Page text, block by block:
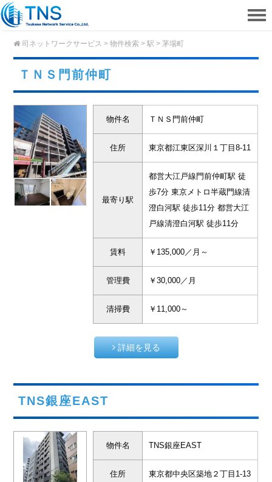
司ネットワークサービス > 物件検索 > 駅 > 茅場町
ＴＮＳ門前仲町
物件名 ＴＮＳ門前仲町
住所 東京都江東区深川１丁目8-11
最寄り駅
都営大江戸線門前仲町駅 徒
歩7分 東京メトロ半蔵門線清
澄白河駅 徒歩11分 都営大江
戸線清澄白河駅 徒歩11分
賃料 ￥135,000／月～
管理費 ￥30,000／月
清掃費 ￥11,000～
詳細を見る
TNS銀座EAST
物件名 TNS銀座EAST
住所 東京都中央区築地２丁目1-13